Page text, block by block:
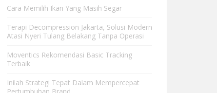
Cara Memilih Ikan Yang Masih Segar
Terapi Decompression Jakarta, Solusi Modern
Atasi Nyeri Tulang Belakang Tanpa Operasi
Moventics Rekomendasi Basic Tracking
Terbaik
Inilah Strategi Tepat Dalam Mempercepat